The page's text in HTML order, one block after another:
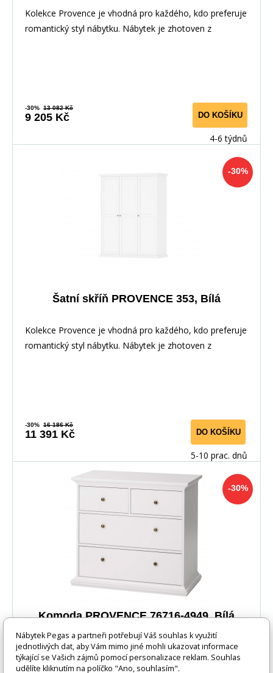
Kolekce Provence je vhodná pro každého, kdo preferuje
romantický styl nábytku. Nábytek je zhotoven z
-30% 13 082 Kč
9 205 Kč DO KOŠÍKU
4-6 týdnů
-30%
Šatní skříň PROVENCE 353, Bílá
Kolekce Provence je vhodná pro každého, kdo preferuje
romantický styl nábytku. Nábytek je zhotoven z
-30% 16 186 Kč
11 391 Kč DO KOŠÍKU
5-10 prac. dnů
-30%
Komoda PROVENCE 76716-4949, Bílá
Kolekce Provence je vhodná pro každého, kdo preferuje
romantický styl nábytku. Nábytek je zhotoven z
Nábytek Pegas a partneři potřebují Váš souhlas k využití
jednotlivých dat, aby Vám mimo jiné mohli ukazovat informace
týkající se Vašich zájmů pomocí personalizace reklam. Souhlas
udělíte kliknutím na políčko "Ano, souhlasím".